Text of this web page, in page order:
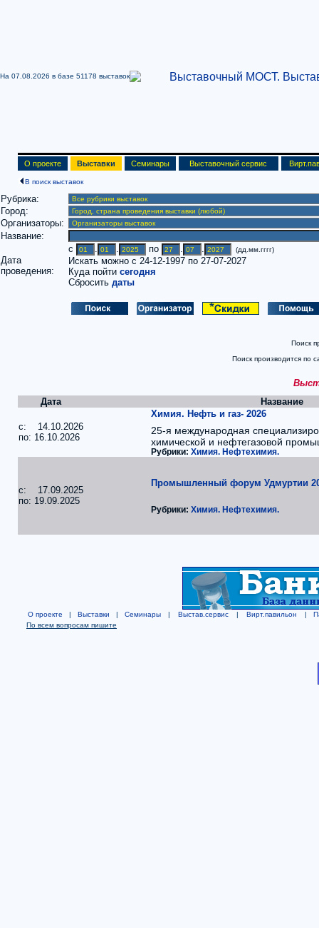
На 07.08.2026 в базе 51178 выставок
О проекте Выставки Семинары Выставочный сервис
В поиск выставок
Рубрика:
Город:
Организаторы:
Название:
Дата
проведения:
c . . по . . (дд.мм.гггг)
Искать можно с 24-12-1997 по 27-07-2027
Куда пойти сегодня
Сбросить даты
Поиск
Поиск производится по
Дата
Название
c: 14.10.2026
по: 16.10.2026
Химия. Нефть и газ- 2026
25-я международная
химической и нефтегазовой
Рубрики: Химия. Нефтехимия.
c: 17.09.2025
по: 19.09.2025
Промышленный форум Удмуртии
Рубрики: Химия. Нефтехимия.
О проекте | Выставки | Семинары | Выстав.сервис | Вирт.павильон |
По всем вопросам пишите